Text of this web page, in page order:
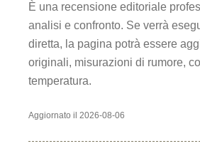
È una recensione editoriale
analisi e confronto. Se verrà
diretta, la pagina potrà essere
originali, misurazioni di rumore,
temperatura.
Aggiornato il 2026-08-06